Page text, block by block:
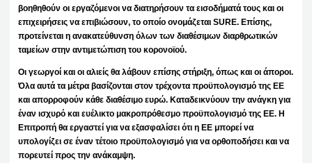
βοηθηθούν οι εργαζόμενοι να διατηρήσουν τα εισοδήματά τους και οι
επιχειρήσεις να επιβιώσουν, το οποίο ονομάζεται SURE. Επίσης,
προτείνεται η ανακατεύθυνση όλων των διαθέσιμων διαρθρωτικών
ταμείων στην αντιμετώπιση του κορονοϊού.
Οι γεωργοί και οι αλιείς θα λάβουν επίσης στήριξη, όπως και οι άποροι.
Όλα αυτά τα μέτρα βασίζονται στον τρέχοντα προϋπολογισμό της ΕΕ
και απορροφούν κάθε διαθέσιμο ευρώ. Καταδεικνύουν την ανάγκη για
έναν ισχυρό και ευέλικτο μακροπρόθεσμο προϋπολογισμό της ΕΕ. Η
Επιτροπή θα εργαστεί για να εξασφαλίσει ότι η ΕΕ μπορεί να
υπολογίζει σε έναν τέτοιο προϋπολογισμό για να ορθοποδήσει και να
πορευτεί προς την ανάκαμψη.